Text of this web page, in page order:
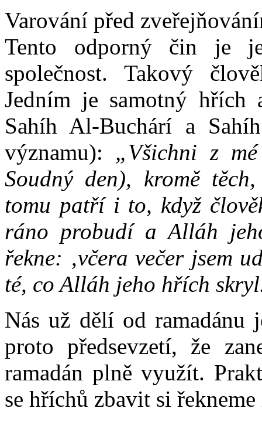
Varování před
Tento odporný čin je
společnost. Takový
Jedním je samotný
Sahíh Al-Buchárí a
významu): „Všichni z
Soudný den), kromě
tomu patří i to, když
ráno probudí a Alláh
řekne: ‚včera večer jsem
té, co Alláh jeho hřích
Nás už dělí od
proto předsevzetí, že
ramadán plně využít.
se hříchů zbavit si